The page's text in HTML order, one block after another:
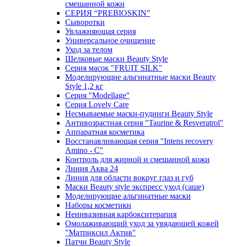
смешанной кожи
СЕРИЯ “PREBIOSKIN”
Сыворотки
Увлажняющая серия
Универсальное очищение
Уход за телом
Шелковые маски Beauty Style
Серия масок "FRUIT SILK"
Моделирующие альгинатные маски Beauty
Style 1,2 кг
Серия "Modellage"
Cерия Lovely Care
Несмываемые маски-пудинги Beauty Style
Антивозрастная серия "Taurine & Resveratrol"
Аппаратная косметика
Восстанавливающая серия "Intens recovery
Amino - C"
Контроль для жирной и смешанной кожи
Линия Аква 24
Линия для области вокруг глаз и губ
Маски Beauty style экспресс уход (саше)
Моделирующие альгинатные маски
Наборы косметики
Неинвазивная карбокситерапия
Омолаживающий уход за увядающей кожей
"Матриксил Актив"
Патчи Beauty Style